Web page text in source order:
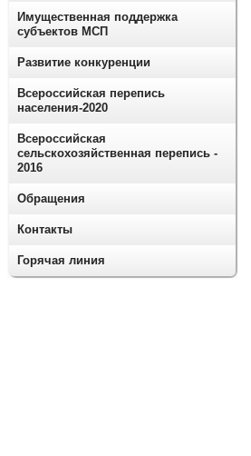
Имущественная поддержка
субъектов МСП
Развитие конкуренции
Всероссийская перепись
населения-2020
Всероссийская
сельскохозяйственная перепись -
2016
Обращения
Контакты
Горячая линия